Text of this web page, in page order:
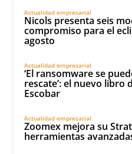
Actualidad empresarial
Nicols presenta seis
compromiso para el
agosto
Actualidad empresarial
‘El ransomware se
rescate’: el nuevo libro
Escobar
Actualidad empresarial
Zoomex mejora su
herramientas